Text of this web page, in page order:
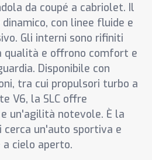
da coupé a cabriolet. Il
con linee fluide e
Gli interni sono rifiniti
qualità e offrono comfort e
Disponibile con
tra cui propulsori turbo a
V6, la SLC offre
un'agilità notevole. È la
cerca un'auto sportiva e
cielo aperto.